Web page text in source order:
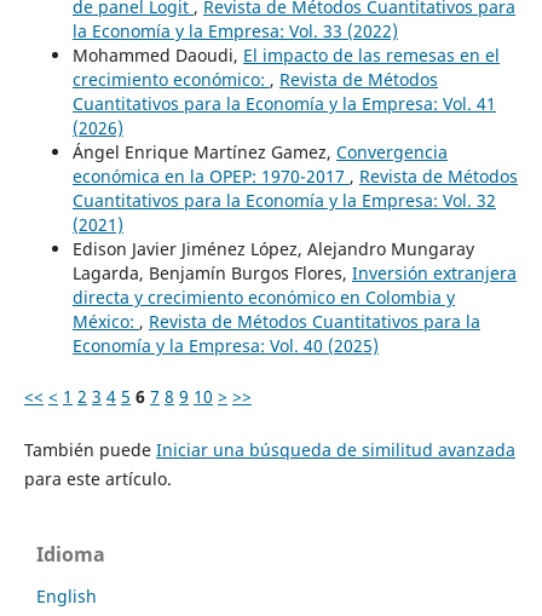
de panel Logit , Revista de Métodos Cuantitativos para
la Economía y la Empresa: Vol. 33 (2022)
Mohammed Daoudi, El impacto de las remesas en el
crecimiento económico: , Revista de Métodos
Cuantitativos para la Economía y la Empresa: Vol. 41
(2026)
Ángel Enrique Martínez Gamez, Convergencia
económica en la OPEP: 1970-2017 , Revista de Métodos
Cuantitativos para la Economía y la Empresa: Vol. 32
(2021)
Edison Javier Jiménez López, Alejandro Mungaray
Lagarda, Benjamín Burgos Flores, Inversión extranjera
directa y crecimiento económico en Colombia y
México: , Revista de Métodos Cuantitativos para la
Economía y la Empresa: Vol. 40 (2025)
<< < 1 2 3 4 5 6 7 8 9 10 > >>
También puede Iniciar una búsqueda de similitud avanzada
para este artículo.
Idioma
English